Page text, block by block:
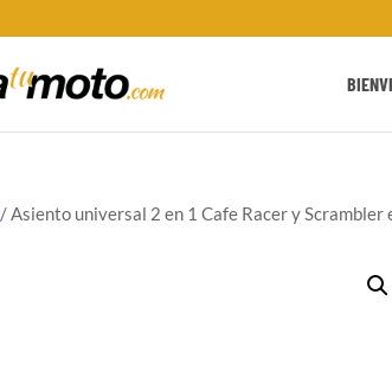
/ Asiento universal 2 en 1 Cafe Racer y Scrambler